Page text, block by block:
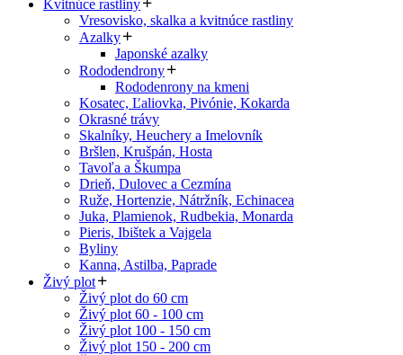
Kvitnúce rastliny
Vresovisko, skalka a kvitnúce rastliny
Azalky
Japonské azalky
Rododendrony
Rododenrony na kmeni
Kosatec, Ľaliovka, Pivónie, Kokarda
Okrasné trávy
Skalníky, Heuchery a Imelovník
Bršlen, Krušpán, Hosta
Tavoľa a Škumpa
Drieň, Dulovec a Cezmína
Ruže, Hortenzie, Nátržník, Echinacea
Juka, Plamienok, Rudbekia, Monarda
Pieris, Ibištek a Vajgela
Byliny
Kanna, Astilba, Paprade
Živý plot
Živý plot do 60 cm
Živý plot 60 - 100 cm
Živý plot 100 - 150 cm
Živý plot 150 - 200 cm